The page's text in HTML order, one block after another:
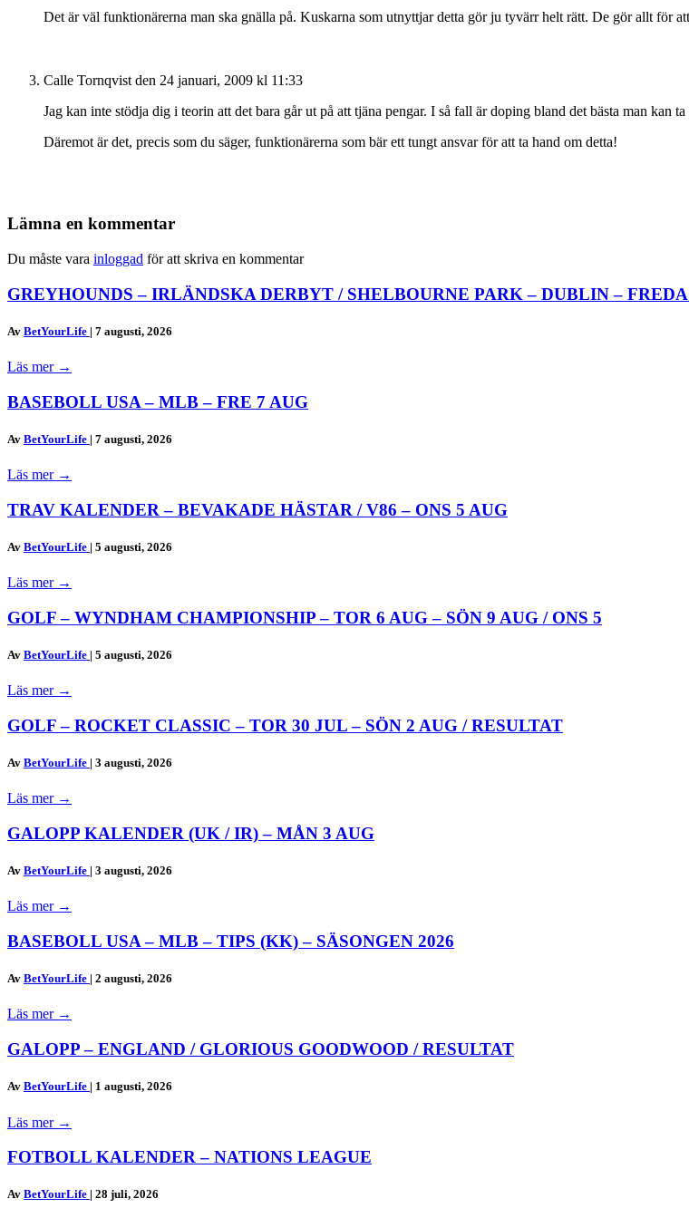
Det är väl funktionärerna man ska gnälla på. Kuskarna som utnyttjar detta gör ju tyvärr helt rätt. De gör allt för
Calle Tornqvist den 24 januari, 2009 kl 11:33
Jag kan inte stödja dig i teorin att det bara går ut på att tjäna pengar. I så fall är doping bland det bästa man kan
Däremot är det, precis som du säger, funktionärerna som bär ett tungt ansvar för att ta hand om detta!
Lämna en kommentar
Du måste vara inloggad för att skriva en kommentar
GREYHOUNDS – IRLÄNDSKA DERBYT / SHELBOURNE PARK – DUBLIN –
Av BetYourLife | 7 augusti, 2026
Läs mer →
BASEBOLL USA – MLB – FRE 7 AUG
Av BetYourLife | 7 augusti, 2026
Läs mer →
TRAV KALENDER – BEVAKADE HÄSTAR / V86 – ONS 5 AUG
Av BetYourLife | 5 augusti, 2026
Läs mer →
GOLF – WYNDHAM CHAMPIONSHIP – TOR 6 AUG – SÖN 9 AUG / ONS 5
Av BetYourLife | 5 augusti, 2026
Läs mer →
GOLF – ROCKET CLASSIC – TOR 30 JUL – SÖN 2 AUG / RESULTAT
Av BetYourLife | 3 augusti, 2026
Läs mer →
GALOPP KALENDER (UK / IR) – MÅN 3 AUG
Av BetYourLife | 3 augusti, 2026
Läs mer →
BASEBOLL USA – MLB – TIPS (KK) – SÄSONGEN 2026
Av BetYourLife | 2 augusti, 2026
Läs mer →
GALOPP – ENGLAND / GLORIOUS GOODWOOD / RESULTAT
Av BetYourLife | 1 augusti, 2026
Läs mer →
FOTBOLL KALENDER – NATIONS LEAGUE
Av BetYourLife | 28 juli, 2026